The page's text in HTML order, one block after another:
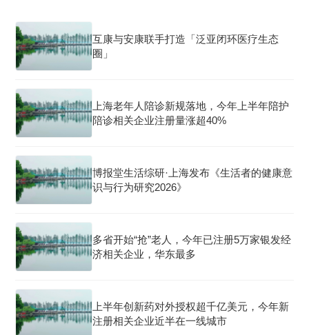
互康与安康联手打造「泛亚闭环医疗生态
圈」
上海老年人陪诊新规落地，今年上半年陪护
陪诊相关企业注册量涨超40%
博报堂生活综研·上海发布《生活者的健康意
识与行为研究2026》
多省开始“抢”老人，今年已注册5万家银发经
济相关企业，华东最多
上半年创新药对外授权超千亿美元，今年新
注册相关企业近半在一线城市